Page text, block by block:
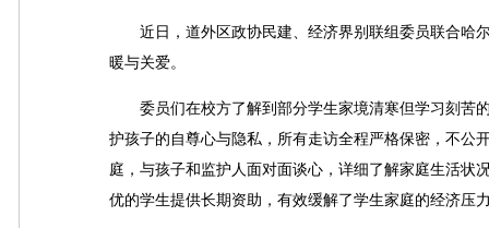
近日，道外区政协民建、经济界别联组委员联合哈
暖与关爱。
委员们在校方了解到部分学生家境清寒但学习刻苦
护孩子的自尊心与隐私，所有走访全程严格保密，不公
庭，与孩子和监护人面对面谈心，详细了解家庭生活状
优的学生提供长期资助，有效缓解了学生家庭的经济压